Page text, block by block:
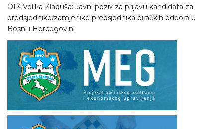
OIK Velika Kladuša: Javni poziv za prijavu kandidata za
predsjednike/zamjenike predsjednika biračkih odbora u
Bosni i Hercegovini